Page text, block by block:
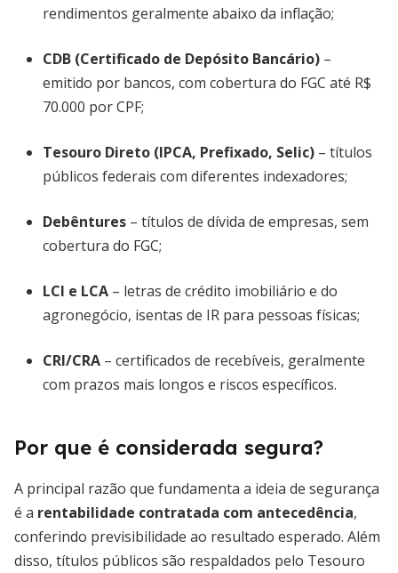
rendimentos geralmente abaixo da inflação;
CDB (Certificado de Depósito Bancário) –
emitido por bancos, com cobertura do FGC até R$
70.000 por CPF;
Tesouro Direto (IPCA, Prefixado, Selic) – títulos
públicos federais com diferentes indexadores;
Debêntures – títulos de dívida de empresas, sem
cobertura do FGC;
LCI e LCA – letras de crédito imobiliário e do
agronegócio, isentas de IR para pessoas físicas;
CRI/CRA – certificados de recebíveis, geralmente
com prazos mais longos e riscos específicos.
Por que é considerada segura?
A principal razão que fundamenta a ideia de segurança
é a rentabilidade contratada com antecedência,
conferindo previsibilidade ao resultado esperado. Além
disso, títulos públicos são respaldados pelo Tesouro